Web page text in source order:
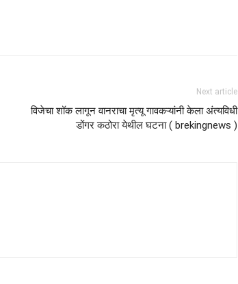
Next article
विजेचा शॉक लागून वानराचा मृत्यू गावकऱ्यांनी केला अंत्यविधी
डोंगर कठोरा येथील घटना ( brekingnews )